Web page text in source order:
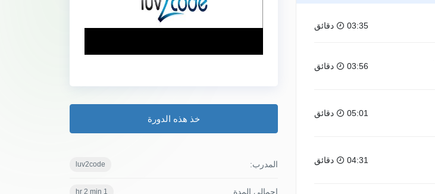
03:35 دقائق
03:56 دقائق
05:01 دقائق
04:31 دقائق
خذ هذه الدورة
المدرب: luv2code
إجمالي المدة 1 hr 2 min